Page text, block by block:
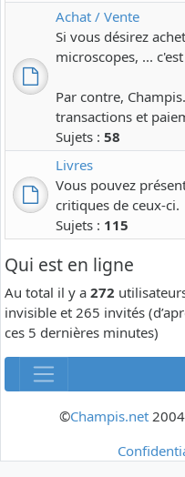
Achat / Vente
Si vous désirez
microscopes, ...
Par contre,
transactions et
Sujets : 58
Livres
Vous pouvez
critiques de ceux-ci.
Sujets : 115
Qui est en ligne
Au total il y a 272
invisible et 265 invités
ces 5 dernières minutes)
©Champis.net